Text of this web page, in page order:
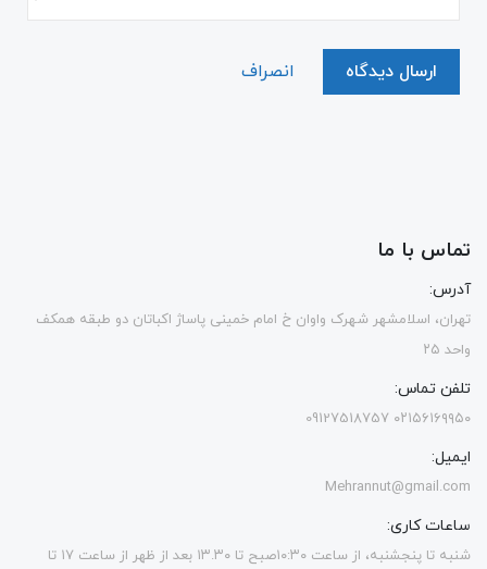
ارسال دیدگاه انصراف
تماس با ما
آدرس:
تهران، اسلامشهر شهرک واوان خ امام خمینی پاساژ اکباتان دو طبقه همکف
واحد ۲۵
تلفن تماس:
۰۲۱۵۶۱۶۹۹۵۰ 09127518757
ایمیل:
Mehrannut@gmail.com
ساعات کاری:
شنبه تا پنجشنبه، از ساعت ۱۰:۳۰صبح تا ۱۳.۳۰ بعد از ظهر از ساعت ۱۷ تا